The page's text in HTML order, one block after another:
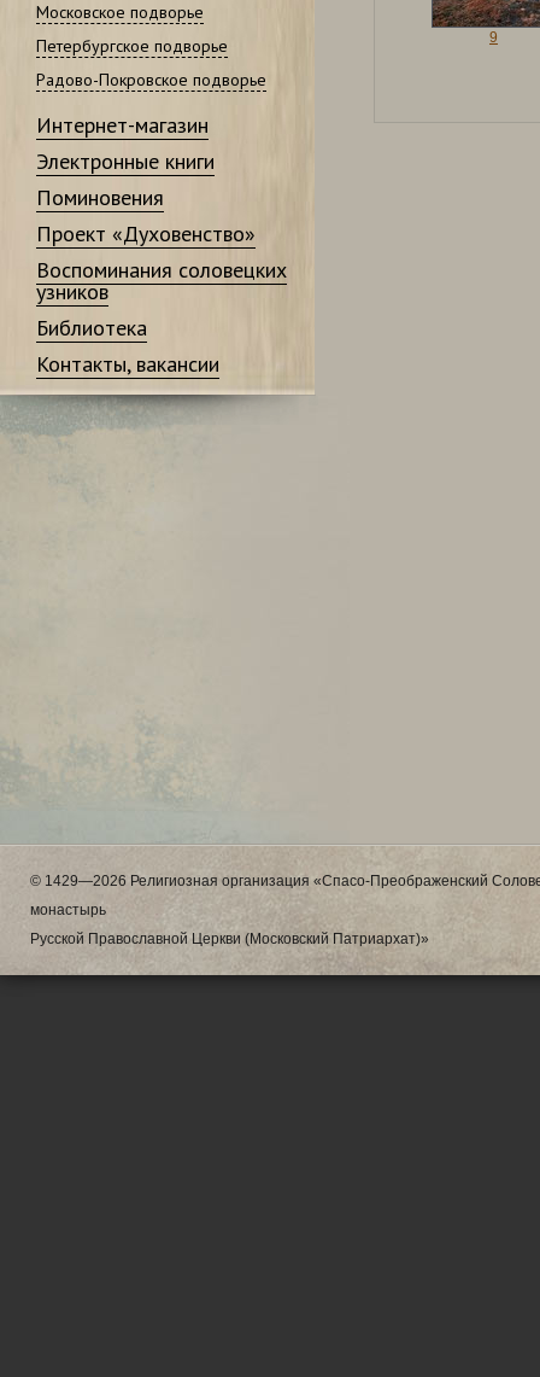
Московское подворье
Петербургское подворье
Радово-Покровское подворье
Интернет-магазин
Электронные книги
Поминовения
Проект «Духовенство»
Воспоминания соловецких
узников
Библиотека
Контакты, вакансии
9
© 1429—2026 Религиозная организация «Спасо-Преображенский
монастырь
Русской Православной Церкви (Московский Патриархат)»